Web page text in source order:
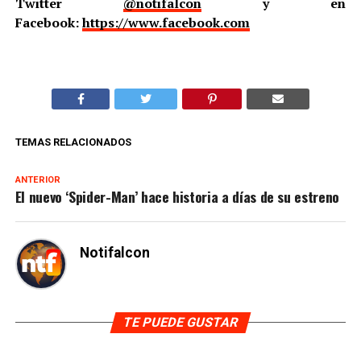
Facebook:https://www.facebook.com
TEMAS RELACIONADOS
ANTERIOR
El nuevo ‘Spider-Man’ hace historia a días de su estreno
Notifalcon
TE PUEDE GUSTAR